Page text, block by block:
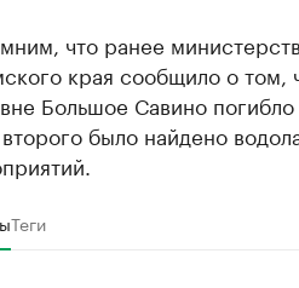
что ранее
края сообщило о том,
Большое Савино
было найдено
Теги